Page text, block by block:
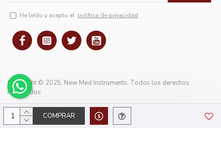
COMPRAR
He leído y acepto el política de privacidad
Copyright © 2025, New Med Instruments, Todos los derechos
reservados